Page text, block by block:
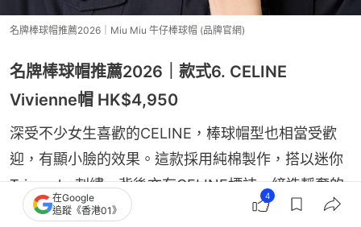
名牌棒球帽推薦2026｜Miu Miu 牛仔棒球帽 (品牌官網)
名牌棒球帽推薦2026｜款式6. CELINE
Vivienne帽 HK$4,950
深受不少女生喜歡的CELINE，棒球帽型也相當受歡
迎，有顯小臉的效果。這款採用純棉製作，搭以迷你
Triomphe刺繡，背後亦有CELINE標誌，締造靜奢的
魅力。
在Google
追蹤《香港01》
4